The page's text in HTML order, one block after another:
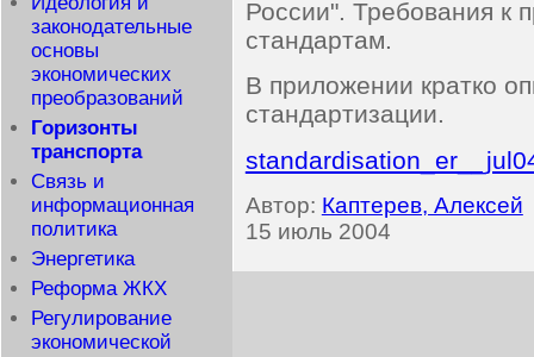
законодательные
основы
экономических
преобразований
Горизонты
транспорта
Связь и
информационная
политика
Энергетика
Реформа ЖКХ
Регулирование
экономической
России". Требования к
стандартам.
В приложении кратко
стандартизации.
Автор: Каптерев, Алексей
15 июль 2004